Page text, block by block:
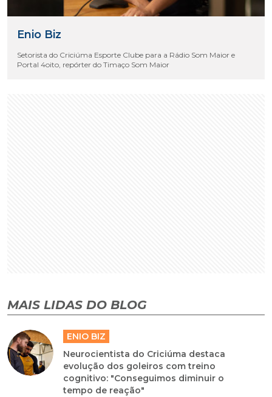
Enio Biz
Setorista do Criciúma Esporte Clube para a Rádio Som Maior e
Portal 4oito, repórter do Timaço Som Maior
MAIS LIDAS DO BLOG
ENIO BIZ
Neurocientista do Criciúma destaca
evolução dos goleiros com treino
cognitivo: "Conseguimos diminuir o
tempo de reação"